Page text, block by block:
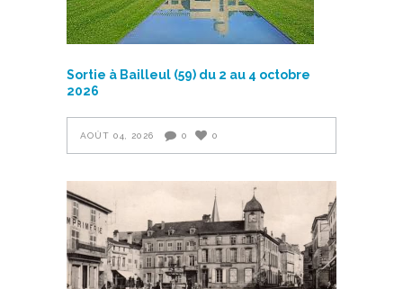
Sortie à Bailleul (59) du 2 au 4 octobre
2026
AOÛT 04, 2026 0 0